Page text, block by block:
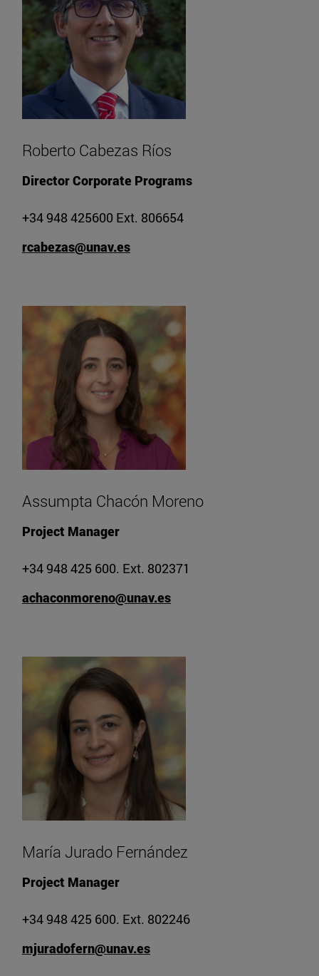
Roberto Cabezas Ríos
Director Corporate Programs
+34 948 425600 Ext. 806654
rcabezas@unav.es
Assumpta Chacón Moreno
Project Manager
+34 948 425 600. Ext. 802371
achaconmoreno@unav.es
María Jurado Fernández
Project Manager
+34 948 425 600. Ext. 802246
mjuradofern@unav.es